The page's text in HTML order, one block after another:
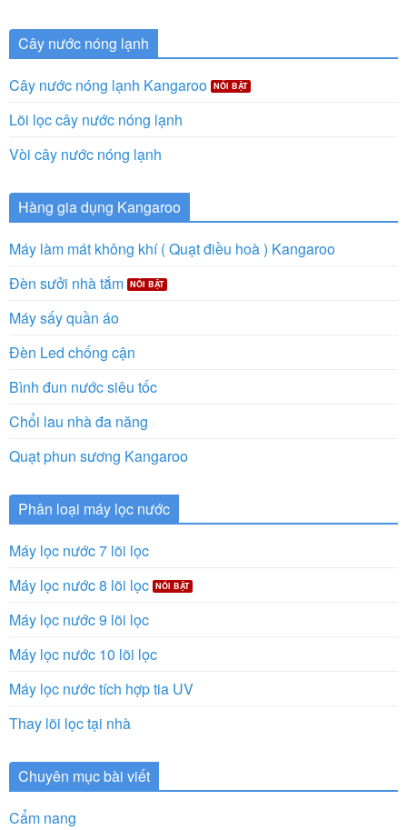
Cây nước nóng lạnh
Cây nước nóng lạnh Kangaroo
Lõi lọc cây nước nóng lạnh
Vòi cây nước nóng lạnh
Hàng gia dụng Kangaroo
Máy làm mát không khí ( Quạt điều hoà ) Kangaroo
Đèn sưởi nhà tắm
Máy sấy quần áo
Đèn Led chống cận
Bình đun nước siêu tốc
Chổi lau nhà đa năng
Quạt phun sương Kangaroo
Phân loại máy lọc nước
Máy lọc nước 7 lõi lọc
Máy lọc nước 8 lõi lọc
Máy lọc nước 9 lõi lọc
Máy lọc nước 10 lõi lọc
Máy lọc nước tích hợp tia UV
Thay lõi lọc tại nhà
Chuyên mục bài viết
Cẩm nang